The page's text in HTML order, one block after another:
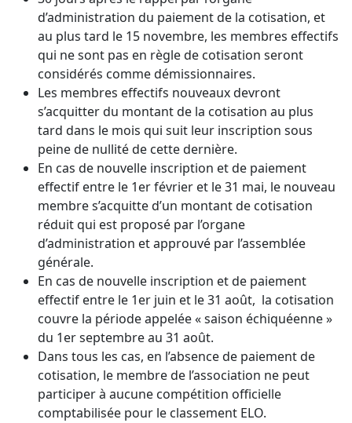
d’administration du paiement de la cotisation, et
au plus tard le 15 novembre, les membres effectifs
qui ne sont pas en règle de cotisation seront
considérés comme démissionnaires.
Les membres effectifs nouveaux devront
s’acquitter du montant de la cotisation au plus
tard dans le mois qui suit leur inscription sous
peine de nullité de cette dernière.
En cas de nouvelle inscription et de paiement
effectif entre le 1er février et le 31 mai, le nouveau
membre s’acquitte d’un montant de cotisation
réduit qui est proposé par l’organe
d’administration et approuvé par l’assemblée
générale.
En cas de nouvelle inscription et de paiement
effectif entre le 1er juin et le 31 août, la cotisation
couvre la période appelée « saison échiquéenne »
du 1er septembre au 31 août.
Dans tous les cas, en l’absence de paiement de
cotisation, le membre de l’association ne peut
participer à aucune compétition officielle
comptabilisée pour le classement ELO.